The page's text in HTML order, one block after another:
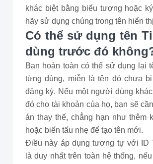
khác biệt bằng biểu tượng hoặc
hãy sử dụng chúng trong tên hiển
Có thể sử dụng tên
dùng trước đó
Bạn hoàn toàn có thể sử dụng lại
từng dùng, miễn là tên đó chưa
đăng ký. Nếu một người dùng
đó cho tài khoản của họ, bạn sẽ
án thay thế, chẳng hạn như thêm
hoặc biến tấu nhẹ để tạo tên mới.
Điều này áp dụng tương tự với ID
là duy nhất trên toàn hệ thống,